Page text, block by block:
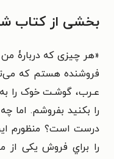
بخشی از کتاب
«هر چیزی که دربارۀ
فروشنده هستم که
عـرب، گوشـت خوک را
را بکنید بفروشم. اما
درست است؟ منظورم
را براي فروش یکی از